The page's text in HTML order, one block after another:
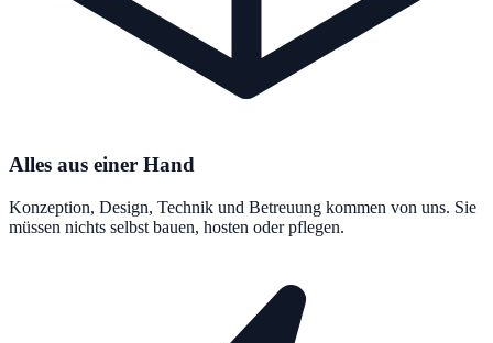
Alles aus einer Hand
Konzeption, Design, Technik und Betreuung kommen von uns. Sie
müssen nichts selbst bauen, hosten oder pflegen.